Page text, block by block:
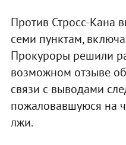
Против Стросс-Кана
семи пунктам,
Прокуроры решили
возможном отзыве
связи с выводами
пожаловавшуюся на
лжи.